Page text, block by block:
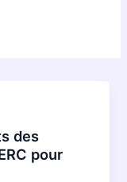
des
pour